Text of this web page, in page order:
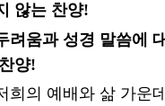
않는 찬양!
려움과 성경 말씀에
양!
희의 예배와 삶 가운